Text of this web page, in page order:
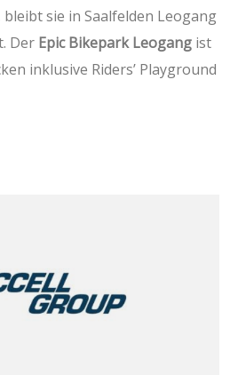
sie in Saalfelden Leogang
Der Epic Bikepark Leogang ist
inklusive Riders’ Playground